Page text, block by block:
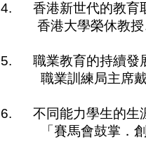
4.香港新世代的教育
香港大學榮休教授
5.職業教育的持續發
職業訓練局主席
6.不同能力學生的生
「賽馬會鼓掌．